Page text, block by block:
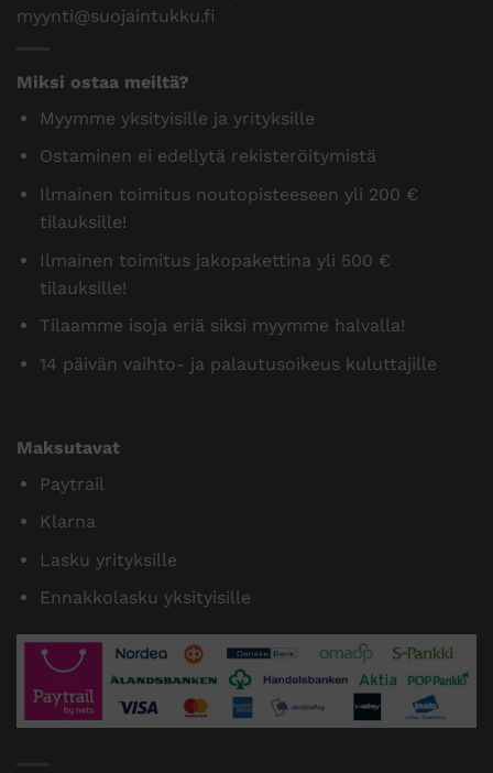
myynti@suojaintukku.fi
Miksi ostaa meiltä?
Myymme yksityisille ja yrityksille
Ostaminen ei edellytä rekisteröitymistä
Ilmainen toimitus noutopisteeseen yli 200 €
tilauksille!
Ilmainen toimitus jakopakettina yli 500 €
tilauksille!
Tilaamme isoja eriä siksi myymme halvalla!
14 päivän vaihto- ja palautusoikeus kuluttajille
Maksutavat
Paytrail
Klarna
Lasku yrityksille
Ennakkolasku yksityisille